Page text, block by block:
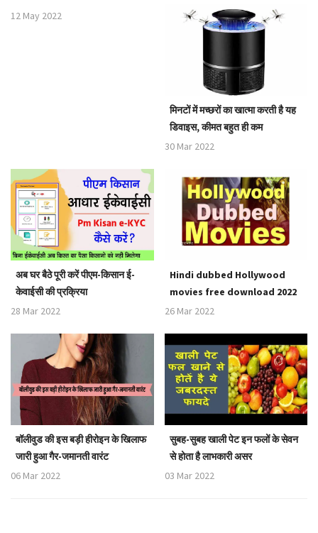
12 May 2022
मिनटों में मच्छरों का खात्मा करती है यह
डिवाइस, कीमत बहुत ही कम
30 Mar 2022
अब घर बैठे पूरी करें पीएम-किसान ई-
केवाईसी की प्रक्रिया
28 Mar 2022
Hindi dubbed Hollywood
movies free download 2022
26 Mar 2022
बॉलीवुड की इस बड़ी हीरोइन के खिलाफ
जारी हुआ गैर-जमानती वारंट
06 Mar 2022
सुबह-सुबह खाली पेट इन फलों के सेवन
से होता है लाभकारी असर
03 Mar 2022